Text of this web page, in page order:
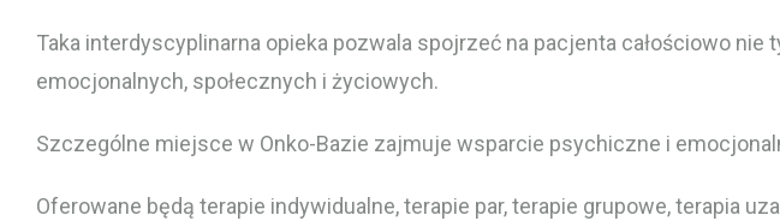
Taka interdyscyplinarna opieka pozwala spojrzeć na pacjenta całościowo
emocjonalnych, społecznych i życiowych.
Szczególne miejsce w Onko-Bazie zajmuje wsparcie psychiczne i
Oferowane będą terapie indywidualne, terapie par, terapie grupowe, terapia